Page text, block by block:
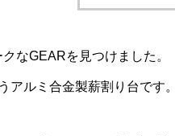
なGEARを見つけました。
アルミ合金製薪割り台です